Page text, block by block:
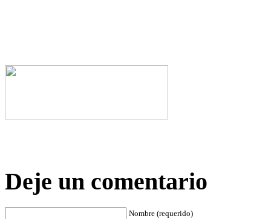
Deje un comentario
Nombre (requerido)